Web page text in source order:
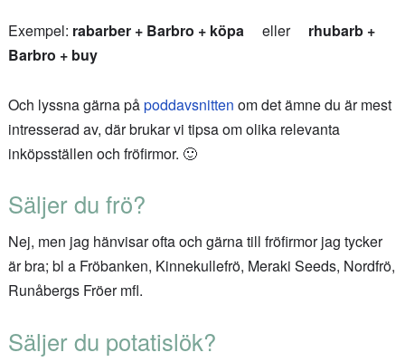
Exempel: rabarber + Barbro + köpaeller rhubarb +
Barbro + buy
Och lyssna gärna påpoddavsnitten om det ämne du är mest
intresserad av, där brukar vi tipsa om olika relevanta
inköpsställen och fröfirmor. 🙂
Säljer du frö?
Nej, men jag hänvisar ofta och gärna till fröfirmor jag tycker
är bra; bl a Fröbanken, Kinnekullefrö, Meraki Seeds, Nordfrö,
Runåbergs Fröer mfl.
Säljer du potatislök?